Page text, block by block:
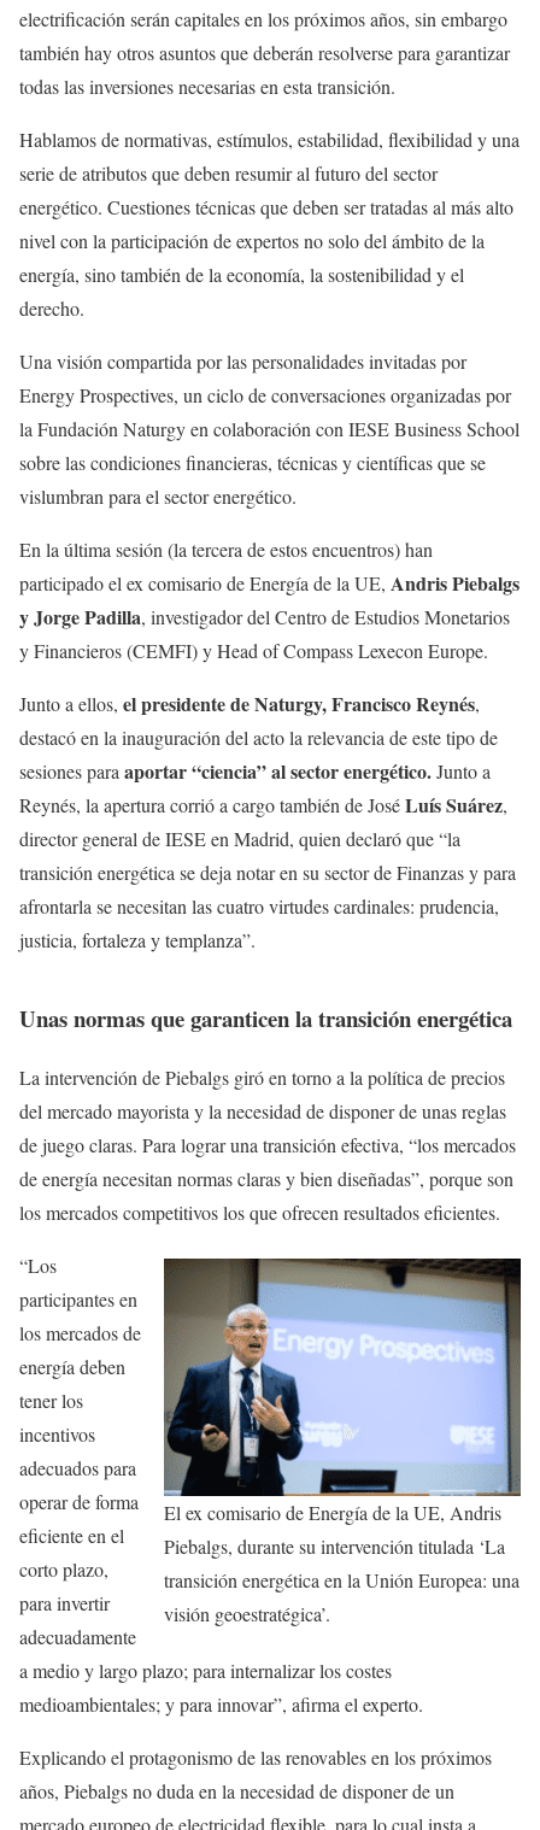
electrificación serán capitales en los próximos años, sin embargo
también hay otros asuntos que deberán resolverse para garantizar
todas las inversiones necesarias en esta transición.
Hablamos de normativas, estímulos, estabilidad, flexibilidad y una
serie de atributos que deben resumir al futuro del sector
energético. Cuestiones técnicas que deben ser tratadas al más alto
nivel con la participación de expertos no solo del ámbito de la
energía, sino también de la economía, la sostenibilidad y el
derecho.
Una visión compartida por las personalidades invitadas por
Energy Prospectives, un ciclo de conversaciones organizadas por
la Fundación Naturgy en colaboración con IESE Business School
sobre las condiciones financieras, técnicas y científicas que se
vislumbran para el sector energético.
En la última sesión (la tercera de estos encuentros) han
participado el ex comisario de Energía de la UE, Andris Piebalgs
y Jorge Padilla, investigador del Centro de Estudios Monetarios
y Financieros (CEMFI) y Head of Compass Lexecon Europe.
Junto a ellos, el presidente de Naturgy, Francisco Reynés,
destacó en la inauguración del acto la relevancia de este tipo de
sesiones para aportar “ciencia” al sector energético.Junto a
Reynés, la apertura corrió a cargo también de JoséLuís Suárez,
director general de IESE en Madrid, quien declaró que “la
transición energética se deja notar en su sector de Finanzas y para
afrontarla se necesitan las cuatro virtudes cardinales: prudencia,
justicia, fortaleza y templanza”.
Unas normas que garanticen la transición energética
La intervención de Piebalgs giró en torno a la política de precios
del mercado mayorista y la necesidad de disponer de unas reglas
de juego claras. Para lograr una transición efectiva, “los mercados
de energía necesitan normas claras y bien diseñadas”, porque son
los mercados competitivos los que ofrecen resultados eficientes.
El ex comisario de Energía de la UE, Andris
Piebalgs, durante su intervención titulada ‘La
transición energética en la Unión Europea: una
visión geoestratégica’.
“Los
participantes en
los mercados de
energía deben
tener los
incentivos
adecuados para
operar de forma
eficiente en el
corto plazo,
para invertir
adecuadamente
a medio y largo plazo; para internalizar los costes
medioambientales; y para innovar”, afirma el experto.
Explicando el protagonismo de las renovables en los próximos
años, Piebalgs no duda en la necesidad de disponer de un
mercado europeo de electricidad flexible, para lo cual insta a